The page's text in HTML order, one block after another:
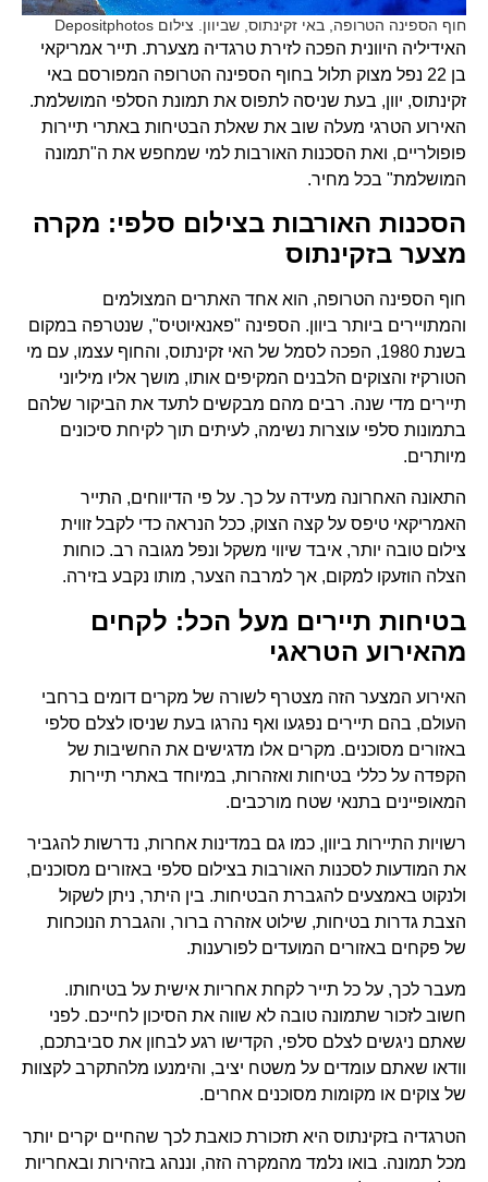
חוף הספינה הטרופה, באי זקינתוס, שביוון. צילום Depositphotos
האידיליה היוונית הפכה לזירת טרגדיה מצערת. תייר אמריקאי
בן 22 נפל מצוק תלול בחוף הספינה הטרופה המפורסם באי
זקינתוס, יוון, בעת שניסה לתפוס את תמונת הסלפי המושלמת.
האירוע הטרגי מעלה שוב את שאלת הבטיחות באתרי תיירות
פופולריים, ואת הסכנות האורבות למי שמחפש את ה"תמונה
המושלמת" בכל מחיר.
הסכנות האורבות בצילום סלפי: מקרה
מצער בזקינתוס
חוף הספינה הטרופה, הוא אחד האתרים המצולמים
והמתויירים ביותר ביוון. הספינה "פאנאיוטיס", שנטרפה במקום
בשנת 1980, הפכה לסמל של האי זקינתוס, והחוף עצמו, עם מי
הטורקיז והצוקים הלבנים המקיפים אותו, מושך אליו מיליוני
תיירים מדי שנה. רבים מהם מבקשים לתעד את הביקור שלהם
בתמונות סלפי עוצרות נשימה, לעיתים תוך לקיחת סיכונים
מיותרים.
התאונה האחרונה מעידה על כך. על פי הדיווחים, התייר
האמריקאי טיפס על קצה הצוק, ככל הנראה כדי לקבל זווית
צילום טובה יותר, איבד שיווי משקל ונפל מגובה רב. כוחות
הצלה הוזעקו למקום, אך למרבה הצער, מותו נקבע בזירה.
בטיחות תיירים מעל הכל: לקחים
מהאירוע הטראגי
האירוע המצער הזה מצטרף לשורה של מקרים דומים ברחבי
העולם, בהם תיירים נפגעו ואף נהרגו בעת שניסו לצלם סלפי
באזורים מסוכנים. מקרים אלו מדגישים את החשיבות של
הקפדה על כללי בטיחות ואזהרות, במיוחד באתרי תיירות
המאופיינים בתנאי שטח מורכבים.
רשויות התיירות ביוון, כמו גם במדינות אחרות, נדרשות להגביר
את המודעות לסכנות האורבות בצילום סלפי באזורים מסוכנים,
ולנקוט באמצעים להגברת הבטיחות. בין היתר, ניתן לשקול
הצבת גדרות בטיחות, שילוט אזהרה ברור, והגברת הנוכחות
של פקחים באזורים המועדים לפורענות.
מעבר לכך, על כל תייר לקחת אחריות אישית על בטיחותו.
חשוב לזכור שתמונה טובה לא שווה את הסיכון לחייכם. לפני
שאתם ניגשים לצלם סלפי, הקדישו רגע לבחון את סביבתכם,
וודאו שאתם עומדים על משטח יציב, והימנעו מלהתקרב לקצוות
של צוקים או מקומות מסוכנים אחרים.
הטרגדיה בזקינתוס היא תזכורת כואבת לכך שהחיים יקרים יותר
מכל תמונה. בואו נלמד מהמקרה הזה, וננהג בזהירות ובאחריות